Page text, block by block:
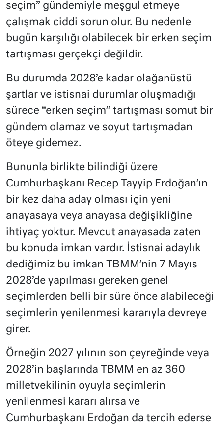
seçim” gündemiyle meşgul etmeye
çalışmak ciddi sorun olur. Bu nedenle
bugün karşılığı olabilecek bir erken seçim
tartışması gerçekçi değildir.
Bu durumda 2028’e kadar olağanüstü
şartlar ve istisnai durumlar oluşmadığı
sürece “erken seçim” tartışması somut bir
gündem olamaz ve soyut tartışmadan
öteye gidemez.
Bununla birlikte bilindiği üzere
Cumhurbaşkanı Recep Tayyip Erdoğan’ın
bir kez daha aday olması için yeni
anayasaya veya anayasa değişikliğine
ihtiyaç yoktur. Mevcut anayasada zaten
bu konuda imkan vardır. İstisnai adaylık
dediğimiz bu imkan TBMM’nin 7 Mayıs
2028’de yapılması gereken genel
seçimlerden belli bir süre önce alabileceği
seçimlerin yenilenmesi kararıyla devreye
girer.
Örneğin 2027 yılının son çeyreğinde veya
2028’in başlarında TBMM en az 360
milletvekilinin oyuyla seçimlerin
yenilenmesi kararı alırsa ve
Cumhurbaşkanı Erdoğan da tercih ederse